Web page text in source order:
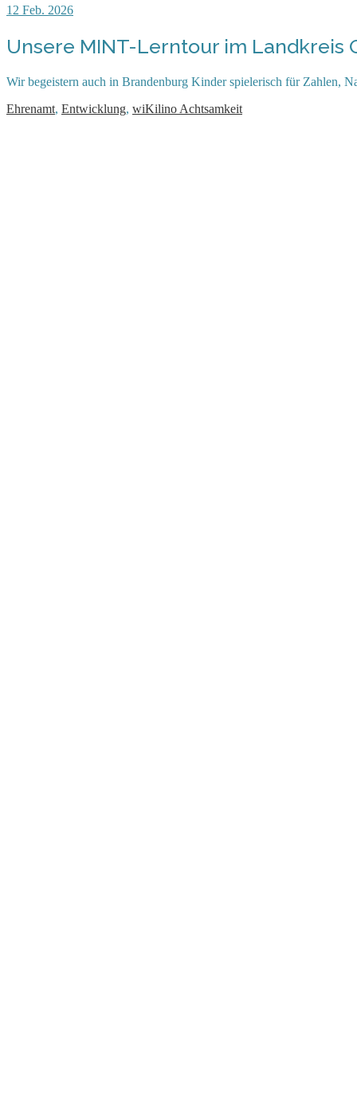
12 Feb. 2026
Unsere MINT-Lerntour im Landkreis
Wir begeistern auch in Brandenburg Kinder spielerisch für Zahlen,
Ehrenamt, Entwicklung, wiKilino Achtsamkeit